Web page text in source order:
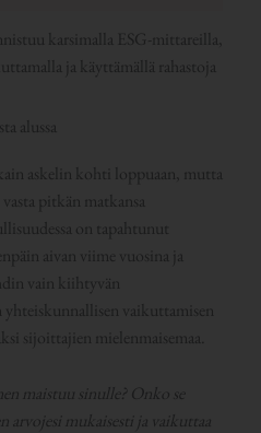
karsimalla ESG-mittareilla,
ja käyttämällä rahastoja
alussa
askelin kohti loppuaan, mutta
pitkän matkansa
on tapahtunut
aivan viime vuosina ja
vain kiihtyvän
yhteiskunnallisen vaikuttamisen
sijoittajien mielenmaisemaa.
maistuu sinulle? Onko se
arvojesi mukaisesti ja vaikuttaa